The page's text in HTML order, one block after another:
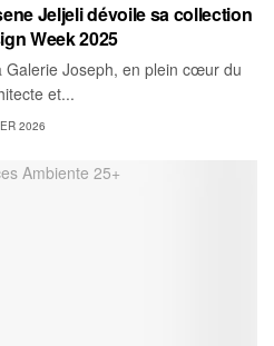
Jeljeli dévoile sa collection
Week 2025
Galerie Joseph, en plein cœur du
et...
2026